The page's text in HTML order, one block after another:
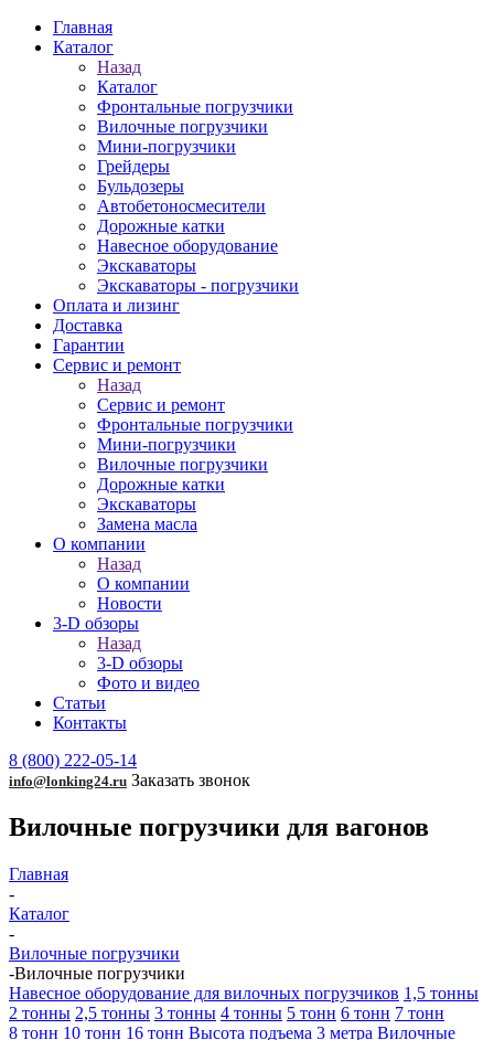
Главная
Каталог
Назад
Каталог
Фронтальные погрузчики
Вилочные погрузчики
Мини-погрузчики
Грейдеры
Бульдозеры
Автобетоносмесители
Дорожные катки
Навесное оборудование
Экскаваторы
Экскаваторы - погрузчики
Оплата и лизинг
Доставка
Гарантии
Сервис и ремонт
Назад
Сервис и ремонт
Фронтальные погрузчики
Мини-погрузчики
Вилочные погрузчики
Дорожные катки
Экскаваторы
Замена масла
О компании
Назад
О компании
Новости
3-D обзоры
Назад
3-D обзоры
Фото и видео
Статьи
Контакты
8 (800) 222-05-14
info@lonking24.ru Заказать звонок
Вилочные погрузчики для вагонов
Главная
-
Каталог
-
Вилочные погрузчики
-Вилочные погрузчики
Навесное оборудование для вилочных погрузчиков 1,5 тонны
2 тонны 2,5 тонны 3 тонны 4 тонны 5 тонн 6 тонн 7 тонн
8 тонн 10 тонн 16 тонн Высота подъема 3 метра Вилочные